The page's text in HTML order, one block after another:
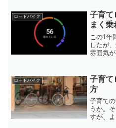
指しま
何kmか
ロードバイク
子育て
まく
この1年
したが
雰囲気
なので
中で達
ロードバイク
子育て
方
子育て
うか。
すが、